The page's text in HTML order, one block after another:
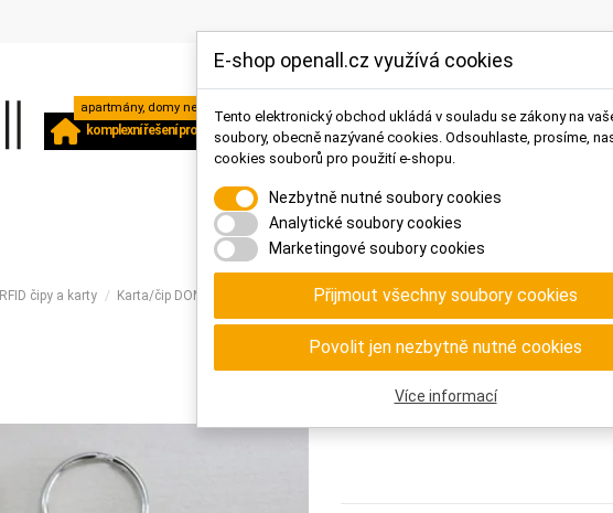
komplexní řešení pro objekty
apartmány, domy nebo byty
bezpečnostní prvky přístupové systémy
RFID čipy a karty Karta/čip DOMOTIME ACTAG
Karta/čip DOMOTIME
E-shop openall.cz využívá cookies
Tento elektronický obchod ukládá v souladu se zákony na
soubory, obecně nazývané cookies. Odsouhlaste, prosíme,
cookies souborů pro použití e-shopu.
Nezbytně nutné soubory cookies
Analytické soubory cookies
Marketingové soubory cookies
Přijmout všechny soubory cookies
Povolit jen nezbytně nutné cookies
Více informací